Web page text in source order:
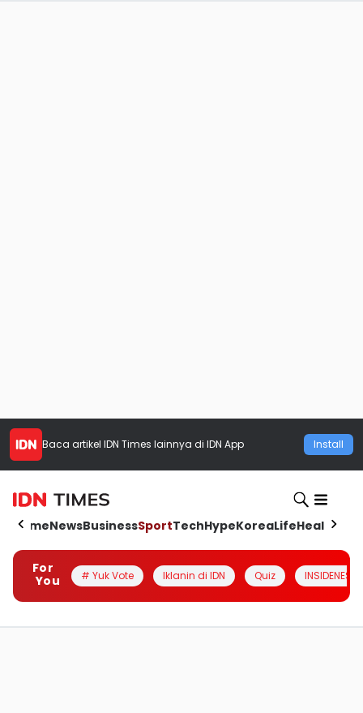
Baca artikel IDN Times lainnya di IDN App Install
HomeNewsBusinessSportTechHypeKoreaLifeHealth
For
You
# Yuk Vote Iklanin di IDN Quiz INSIDENESIA